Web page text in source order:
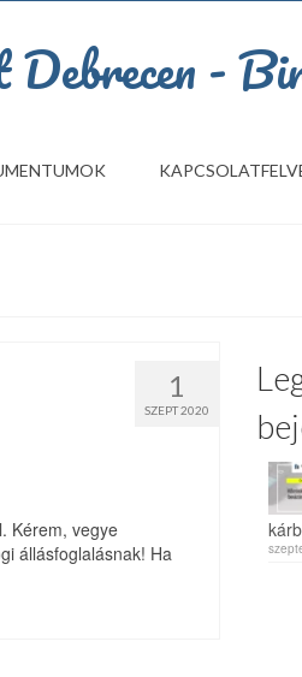
1
SZEPT 2020
Kérem, vegye
állásfoglalásnak! Ha